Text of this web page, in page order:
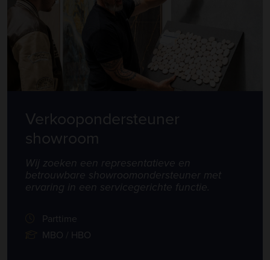
Verkoopondersteuner
showroom
Wij zoeken een representatieve en
betrouwbare showroomondersteuner met
ervaring in een servicegerichte functie.
Parttime
MBO / HBO